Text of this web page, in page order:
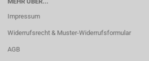
Impressum
Widerrufsrecht & Muster-Widerrufsformular
AGB